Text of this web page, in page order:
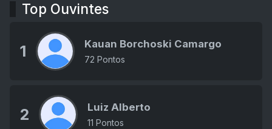
Top Ouvintes
1 Kauan Borchoski Camargo
72 Pontos
2 Luiz Alberto
11 Pontos